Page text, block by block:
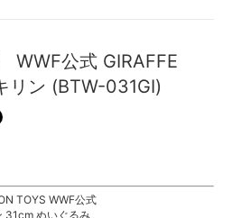
WWF公式 GIRAFFE
リン (BTW-031GI)
TOYS WWF公式
31cm ぬいぐるみ